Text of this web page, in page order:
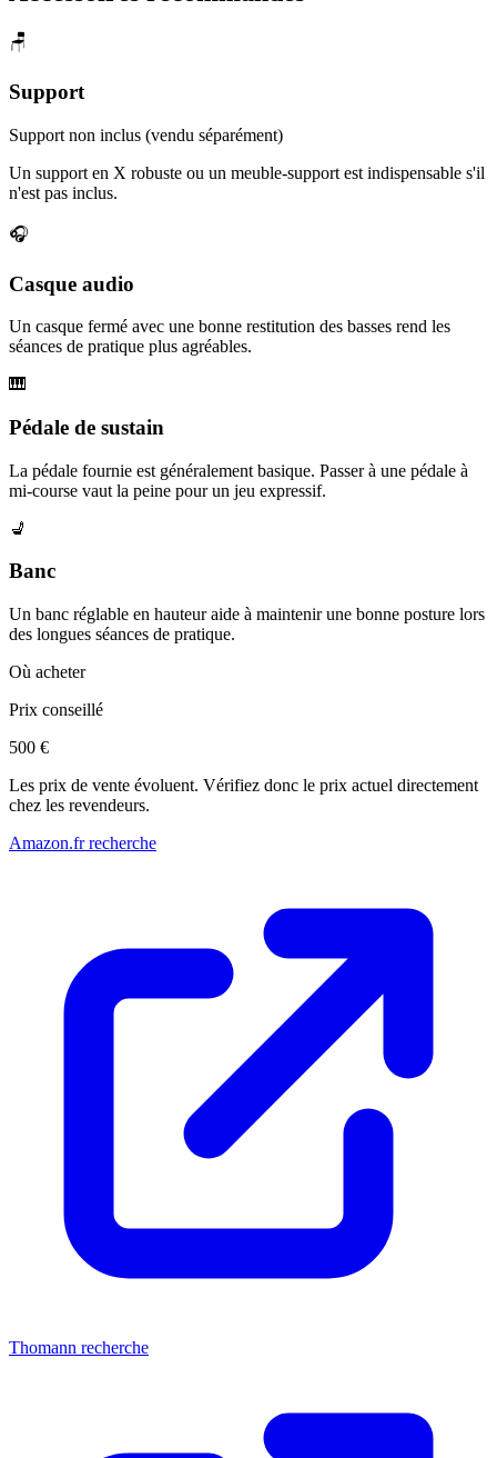
🪑
Support
Support non inclus (vendu séparément)
Un support en X robuste ou un meuble-support est indispensable s'il
n'est pas inclus.
🎧
Casque audio
Un casque fermé avec une bonne restitution des basses rend les
séances de pratique plus agréables.
🎹
Pédale de sustain
La pédale fournie est généralement basique. Passer à une pédale à
mi-course vaut la peine pour un jeu expressif.
💺
Banc
Un banc réglable en hauteur aide à maintenir une bonne posture lors
des longues séances de pratique.
Où acheter
Prix conseillé
500 €
Les prix de vente évoluent. Vérifiez donc le prix actuel directement
chez les revendeurs.
Amazon.fr recherche
Thomann recherche